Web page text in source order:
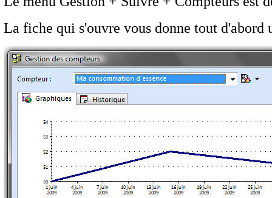
La fiche qui s'ouvre vous donne tout d'abord